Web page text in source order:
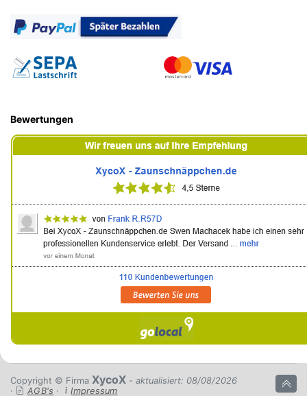
Bewertungen
Copyright © Firma XycoX - aktualisiert: 08/08/2026
·
AGB's · Impressum